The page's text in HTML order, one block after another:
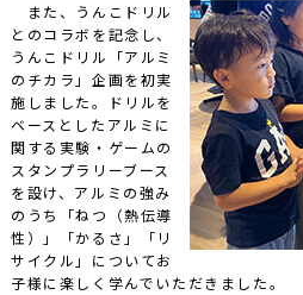
また、うんこドリル
とのコラボを記念し、
うんこドリル「アルミ
のチカラ」企画を初実
施しました。ドリルを
ベースとしたアルミに
関する実験・ゲームの
スタンプラリーブース
を設け、アルミの強み
のうち「ねつ（熱伝導
性）」「かるさ」「リ
サイクル」についてお
子様に楽しく学んでいただきました。